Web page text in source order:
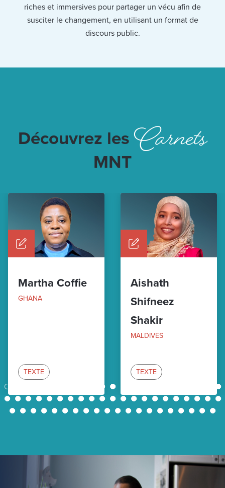
riches et immersives pour partager un vécu afin de
susciter le changement, en utilisant un format de
discours public.
Découvrez lesCarnets
MNT
Martha Coffie
GHANA
TEXTE
Aishath
Shifneez
Shakir
MALDIVES
TEXTE
1 10 11
21
22
23 24 25 26 27 28 29 30 31 32 33 34 35 36 37 38 39 40 41
42
43
44 45 46 47 48 49 50 51 52 53 54 55 56 57 58 59 60 61 62